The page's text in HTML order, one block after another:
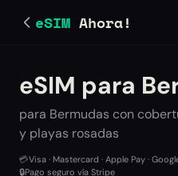
eSIM Ahora!
eSIM para
para Bermudas con
y playas rosadas
💳Visa · Mastercard · Apple Pay ·
🔒Pago seguro vía Stripe